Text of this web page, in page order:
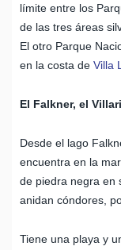
límite entre los
de las tres áreas
El otro Parque
en la costa de Villa
El Falkner, el
Desde el lago
encuentra en la
de piedra negra en
anidan cóndores,
Tiene una playa y